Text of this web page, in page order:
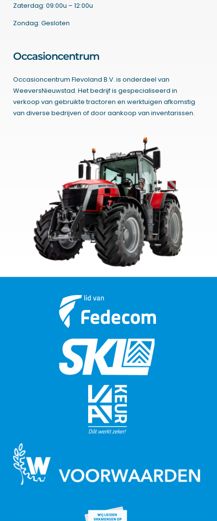
Zaterdag: 09:00u – 12:00u
Zondag: Gesloten
Occasioncentrum
Occasioncentrum Flevoland B.V. is onderdeel van
WeeversNieuwstad. Het bedrijf is gespecialiseerd in
verkoop van gebruikte tractoren en werktuigen afkomstig
van diverse bedrijven of door aankoop van inventarissen.